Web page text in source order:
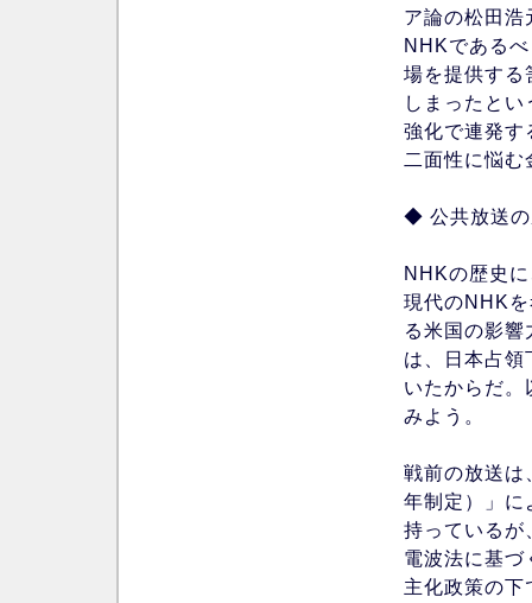
ア論の松田
NHKである
場を提供する
しまったと
強化で連発す
二面性に悩
◆ 公共放送
NHKの歴史
現代のNHK
る米国の影
は、日本占領
いたからだ
みよう。
戦前の放送は
年制定）」に
持っているが
電波法に基づ
主化政策の下